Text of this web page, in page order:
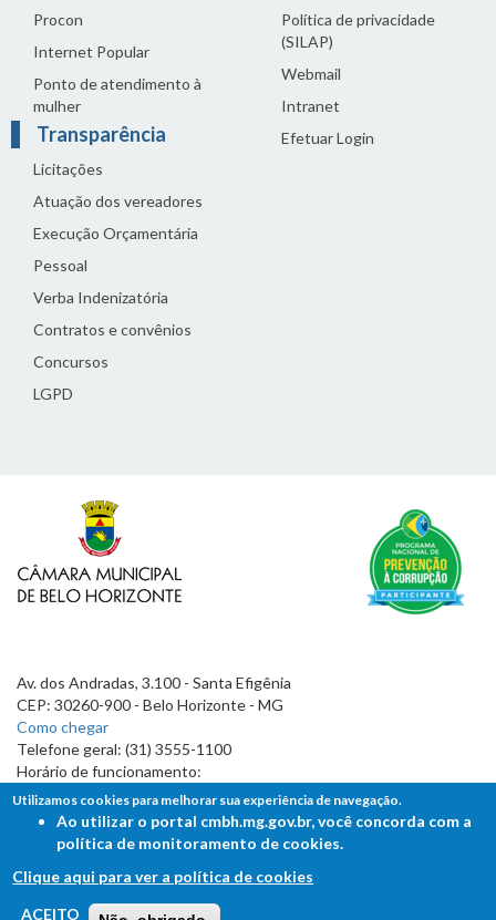
Procon
Internet Popular
Ponto de atendimento à
mulher
Transparência
Licitações
Atuação dos vereadores
Execução Orçamentária
Pessoal
Verba Indenizatória
Contratos e convênios
Concursos
LGPD
Política de privacidade
(SILAP)
Webmail
Intranet
Efetuar Login
Av. dos Andradas, 3.100 - Santa Efigênia
CEP: 30260-900 - Belo Horizonte - MG
Como chegar
Telefone geral: (31) 3555-1100
Horário de funcionamento:
7h às 19h
FALE COM A CÂMARA
Utilizamos cookies para melhorar sua experiência de navegação.
Ao utilizar o portal cmbh.mg.gov.br, você concorda com a
política de monitoramento de cookies.
Clique aqui para ver a política de cookies
ACEITO